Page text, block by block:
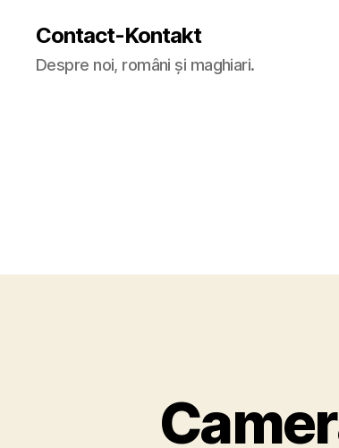
Contact-Kontakt
Despre noi, români și maghiari.